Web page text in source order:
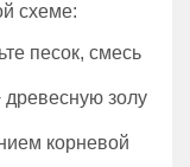
схеме:
песок, смесь
древесную золу
корневой